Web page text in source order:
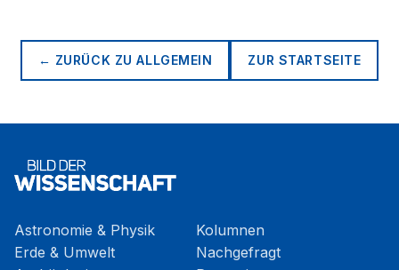
← ZURÜCK ZUALLGEMEIN ZUR STARTSEITE
Astronomie & Physik
Erde & Umwelt
Kolumnen
Nachgefragt